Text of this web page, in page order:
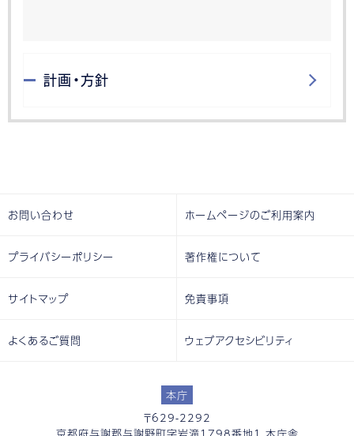
計画・方針
本庁
〒629-2292
お問い合わせ ホームページのご利用案内
プライバシーポリシー 著作権について
サイトマップ 免責事項
よくあるご質問 ウェブアクセシビリティ